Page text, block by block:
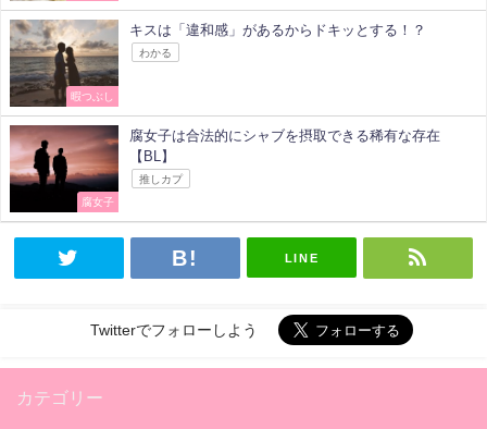
暇つぶし
キスは「違和感」があるからドキッとする！？
わかる
腐女子
腐女子は合法的にシャブを摂取できる稀有な存在
【BL】
推しカプ
LINE
Twitterでフォローしよう
カテゴリー